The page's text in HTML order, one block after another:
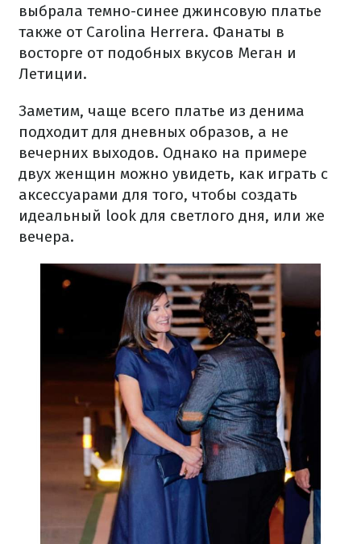
выбрала темно-синее джинсовую платье
также от Carolina Herrera. Фанаты в
восторге от подобных вкусов Меган и
Летиции.
Заметим, чаще всего платье из денима
подходит для дневных образов, а не
вечерних выходов. Однако на примере
двух женщин можно увидеть, как играть с
аксессуарами для того, чтобы создать
идеальный look для светлого дня, или же
вечера.